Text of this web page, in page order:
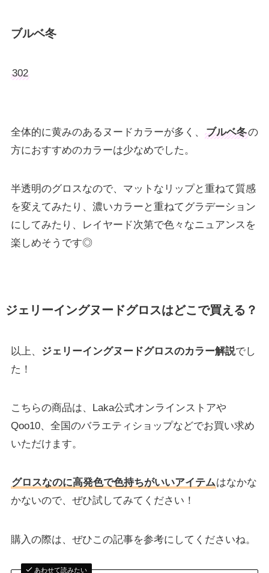
ブルベ冬
302
全体的に黄みのあるヌードカラーが多く、 ブルベ冬の
方におすすめのカラーは少なめでした。
半透明のグロスなので、マットなリップと重ねて質感
を変えてみたり、濃いカラーと重ねてグラデーション
にしてみたり、レイヤード次第で色々なニュアンスを
楽しめそうです◎
ジェリーイングヌードグロスはどこで買える？
以上、 ジェリーイングヌードグロスのカラー解説でし
た！
こちらの商品は、Laka公式オンラインストアや
Qoo10、全国のバラエティショップなどでお買い求め
いただけます。
グロスなのに高発色で色持ちがいいアイテムはなかな
かないので、ぜひ試してみてください！
購入の際は、ぜひこの記事を参考にしてくださいね。
あわせて読みたい